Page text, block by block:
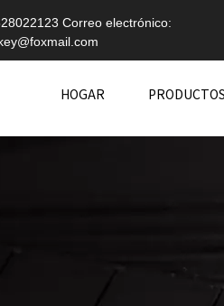
Correo electrónico:
HOGAR PRODUCTOS